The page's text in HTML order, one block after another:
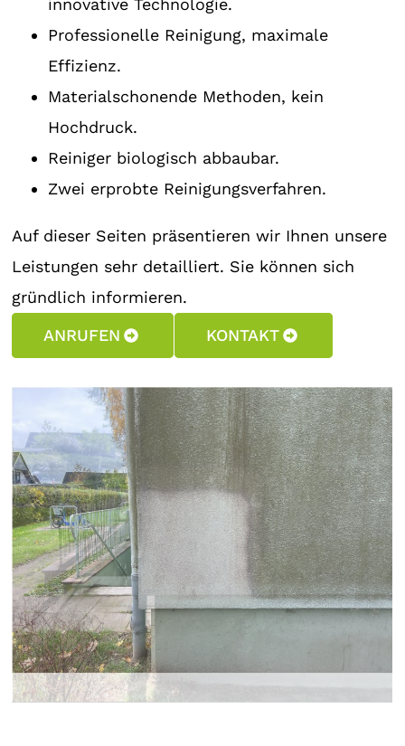
innovative Technologie.
Professionelle Reinigung, maximale
Effizienz.
Materialschonende Methoden, kein
Hochdruck.
Reiniger biologisch abbaubar.
Zwei erprobte Reinigungsverfahren.
Auf dieser Seiten präsentieren wir Ihnen unsere
Leistungen sehr detailliert. Sie können sich
gründlich informieren.
ANRUFEN
KONTAKT